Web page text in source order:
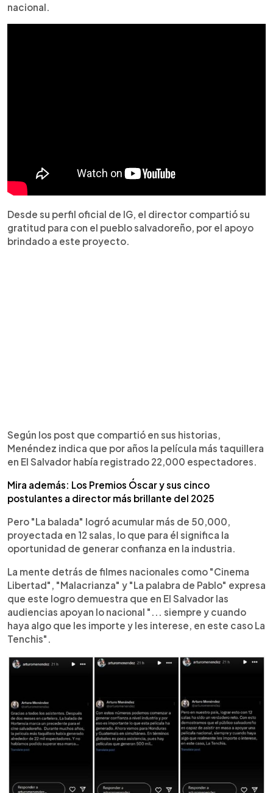
nacional.
Desde su perfil oficial de IG, el director compartió su
gratitud para con el pueblo salvadoreño, por el apoyo
brindado a este proyecto.
Según los post que compartió en sus historias,
Menéndez indica que por años la película más taquillera
en El Salvador había registrado 22,000 espectadores.
Mira además: Los Premios Óscar y sus cinco
postulantes a director más brillante del 2025
Pero "La balada" logró acumular más de 50,000,
proyectada en 12 salas, lo que para él significa la
oportunidad de generar confianza en la industria.
La mente detrás de filmes nacionales como "Cinema
Libertad", "Malacrianza" y "La palabra de Pablo" expresa
que este logro demuestra que en El Salvador las
audiencias apoyan lo nacional "... siempre y cuando
haya algo que les importe y les interese, en este caso La
Tenchis".